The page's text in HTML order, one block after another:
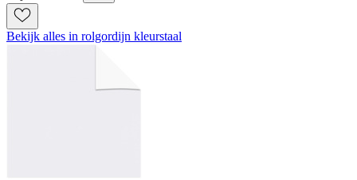
Bekijk alles in rolgordijn kleurstaal